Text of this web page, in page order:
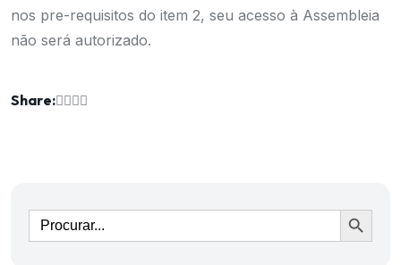
nos pre-requisitos do item 2, seu acesso à Assembleia
não será autorizado.
Share:
Ir